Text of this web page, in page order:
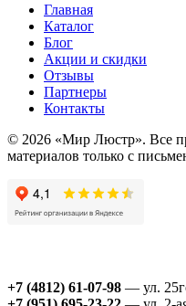
Главная
Каталог
Блог
Акции и скидки
Отзывы
Партнеры
Контакты
© 2026 «Мир Люстр». Все
материалов только с
+7 (4812) 61-07-98 — ул.